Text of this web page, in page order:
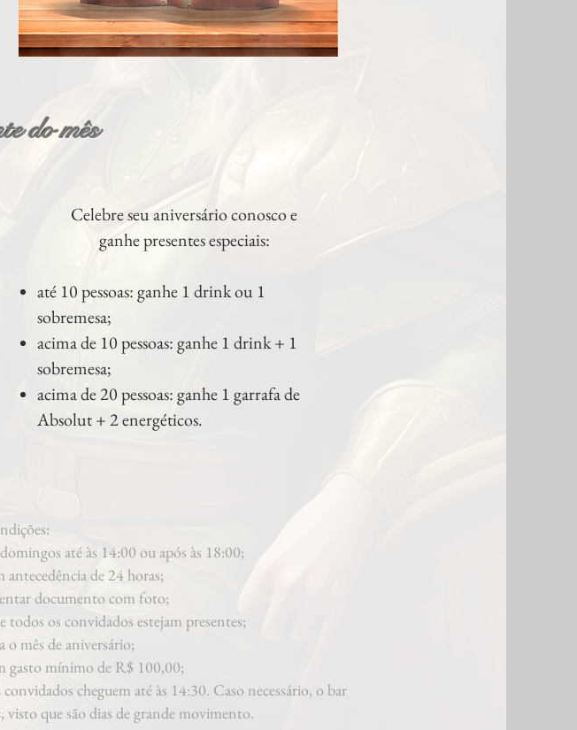
do mês
Celebre seu aniversário conosco e
ganhe presentes especiais:
até 10 pessoas: ganhe 1 drink ou 1
sobremesa;
acima de 10 pessoas: ganhe 1 drink + 1
sobremesa;
acima de 20 pessoas: ganhe 1 garrafa de
Absolut + 2 energéticos.
até às 14:00 ou após às 18:00;
antecedência de 24 horas;
documento com foto;
todos os convidados estejam presentes;
o mês de aniversário;
gasto mínimo de R$ 100,00;
cheguem até às 14:30. Caso necessário, o bar
visto que são dias de grande movimento.